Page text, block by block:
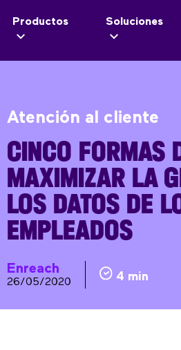
Productos Soluciones
Atención al cliente
CINCO FORMAS
MAXIMIZAR LA
LOS DATOS DE
EMPLEADOS
Enreach
26/05/2020 4 min